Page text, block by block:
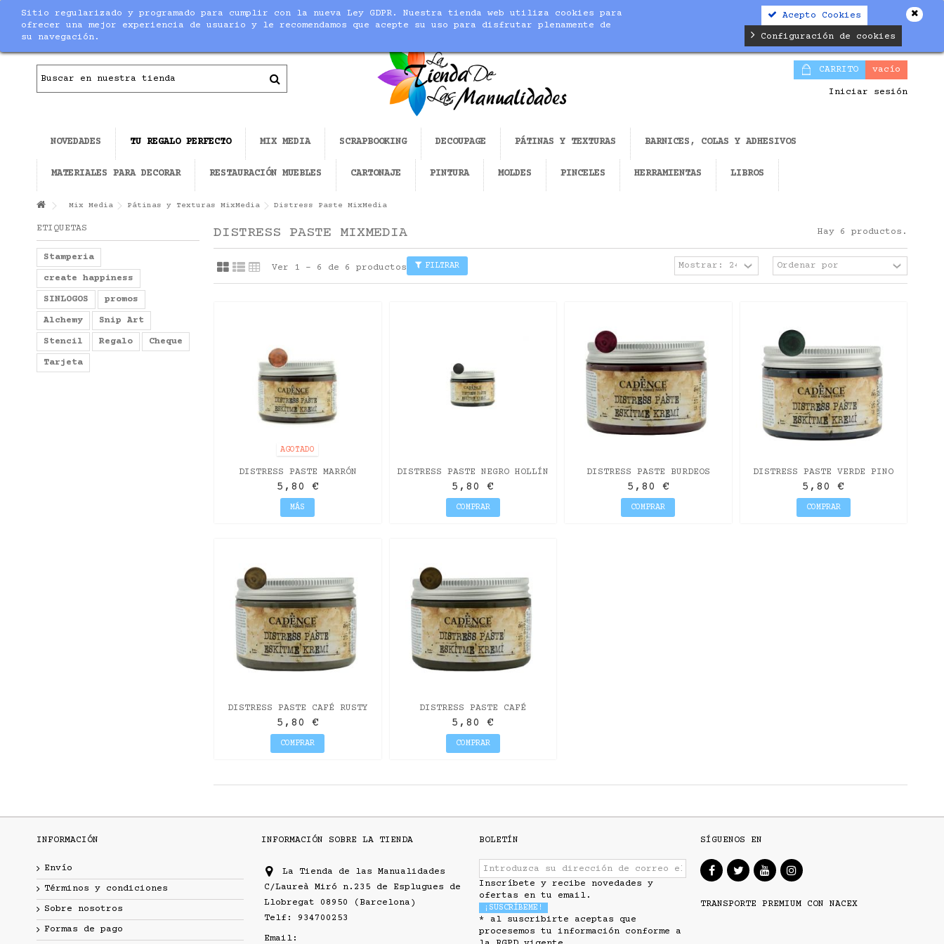
Sitio regularizado y programado para cumplir con la nueva Ley GDPR. Nuestra tienda web utiliza cookies para
ofrecer una mejor experiencia de usuario y le recomendamos que acepte su uso para disfrutar plenamente de
su navegación.
Acepto Cookies
Configuración de cookies
Contacto | Todo el material necesario para hacer realidad tus manualidades
CARRITO vacío
Iniciar sesión
NOVEDADES TU REGALO PERFECTO MIX MEDIA SCRAPBOOKING DECOUPAGE PÁTINAS Y TEXTURAS BARNICES, COLAS Y ADHESIVOS
MATERIALES PARA DECORAR RESTAURACIÓN MUEBLES CARTONAJE PINTURA MOLDES PINCELES HERRAMIENTAS LIBROS
Mix Media Pátinas y Texturas MixMedia Distress Paste MixMedia
DISTRESS PASTE MIXMEDIA Hay 6 productos.
Ver 1 - 6 de 6 productos FILTRAR
AGOTADO
DISTRESS PASTE MARRÓN
ANTIGUO
5,80 €
MÁS
DISTRESS PASTE NEGRO HOLLÍN
5,80 €
COMPRAR
DISTRESS PASTE BURDEOS
ANTIGUO
5,80 €
COMPRAR
DISTRESS PASTE VERDE PINO
5,80 €
COMPRAR
DISTRESS PASTE CAFÉ RUSTY
5,80 €
COMPRAR
DISTRESS PASTE CAFÉ
EXPRESSO
5,80 €
COMPRAR
ETIQUETAS
Stamperia
create happiness
SINLOGOS promos
Alchemy Snip Art
Stencil Regalo Cheque
Tarjeta
INFORMACIÓN
Envío
Términos y condiciones
Sobre nosotros
Formas de pago
INFORMACIÓN SOBRE LA TIENDA
La Tienda de las Manualidades
C/Laureà Miró n.235 de Esplugues de
Llobregat 08950 (Barcelona)
Telf: 934700253
Email:
BOLETÍN
Inscríbete y recibe novedades y
ofertas en tu email.
* al suscribirte aceptas que
procesemos tu información conforme a
SÍGUENOS EN
TRANSPORTE PREMIUM CON NACEX